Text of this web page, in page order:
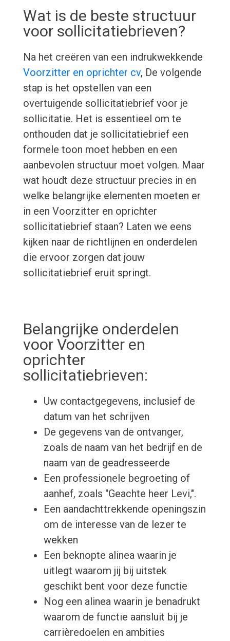
Wat is de beste structuur
voor sollicitatiebrieven?
Na het creëren van een indrukwekkende
Voorzitter en oprichter cv, De volgende
stap is het opstellen van een
overtuigende sollicitatiebrief voor je
sollicitatie. Het is essentieel om te
onthouden dat je sollicitatiebrief een
formele toon moet hebben en een
aanbevolen structuur moet volgen. Maar
wat houdt deze structuur precies in en
welke belangrijke elementen moeten er
in een Voorzitter en oprichter
sollicitatiebrief staan? Laten we eens
kijken naar de richtlijnen en onderdelen
die ervoor zorgen dat jouw
sollicitatiebrief eruit springt.
Belangrijke onderdelen
voor Voorzitter en
oprichter
sollicitatiebrieven:
Uw contactgegevens, inclusief de
datum van het schrijven
De gegevens van de ontvanger,
zoals de naam van het bedrijf en de
naam van de geadresseerde
Een professionele begroeting of
aanhef, zoals "Geachte heer Levi,".
Een aandachttrekkende openingszin
om de interesse van de lezer te
wekken
Een beknopte alinea waarin je
uitlegt waarom jij bij uitstek
geschikt bent voor deze functie
Nog een alinea waarin je benadrukt
waarom de functie aansluit bij je
carrièredoelen en ambities